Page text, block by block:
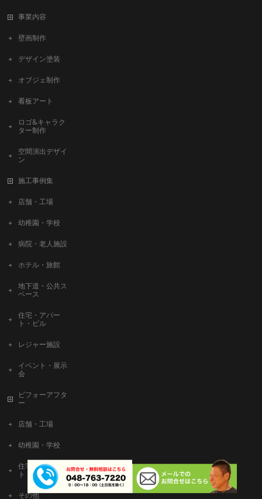
事業内容
壁画制作
デザイン塗装
オブジェ制作
看板アート
ロゴ&キャラク
ター制作
空間演出デザイ
ン
施工事例集
店舗・工場
幼稚園・学校
病院・老人施設
ホテル・旅館
地下道・公共ス
ペース
住宅・アパー
ト・ビル
レジャー施設
イベント・展示
会
ビフォーアフタ
ー
店舗・工場
幼稚園・学校
住宅・アパー
ト・ビル
その他